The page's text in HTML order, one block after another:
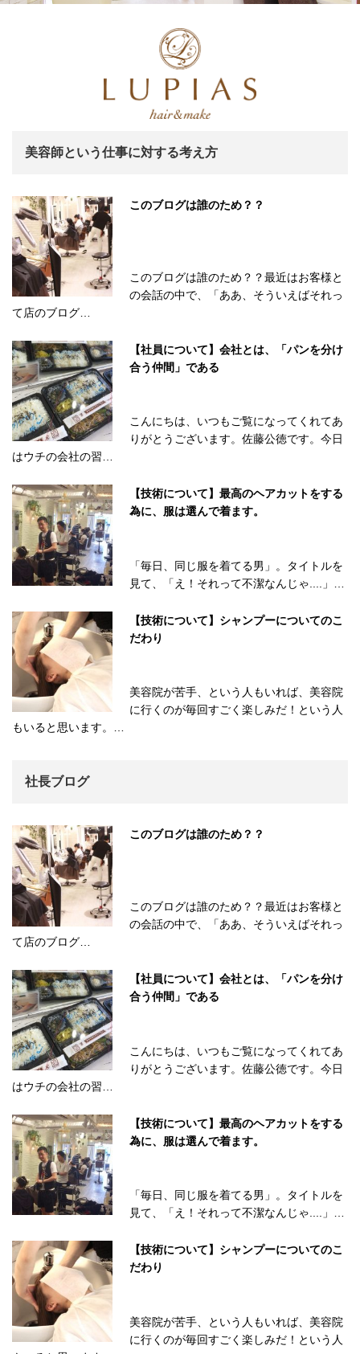
美容師という仕事に対する考え方
このブログは誰のため？？
このブログは誰のため？？最近はお客様と
の会話の中で、「ああ、そういえばそれっ
て店のブログ…
【社員について】会社とは、「パンを分け
合う仲間」である
こんにちは、いつもご覧になってくれてあ
りがとうございます。佐藤公徳です。今日
はウチの会社の習…
【技術について】最高のヘアカットをする
為に、服は選んで着ます。
「毎日、同じ服を着てる男」。タイトルを
見て、「え！それって不潔なんじゃ....」…
【技術について】シャンプーについてのこ
だわり
美容院が苦手、という人もいれば、美容院
に行くのが毎回すごく楽しみだ！という人
もいると思います。…
社長ブログ
このブログは誰のため？？
このブログは誰のため？？最近はお客様と
の会話の中で、「ああ、そういえばそれっ
て店のブログ…
【社員について】会社とは、「パンを分け
合う仲間」である
こんにちは、いつもご覧になってくれてあ
りがとうございます。佐藤公徳です。今日
はウチの会社の習…
【技術について】最高のヘアカットをする
為に、服は選んで着ます。
「毎日、同じ服を着てる男」。タイトルを
見て、「え！それって不潔なんじゃ....」…
【技術について】シャンプーについてのこ
だわり
美容院が苦手、という人もいれば、美容院
に行くのが毎回すごく楽しみだ！という人